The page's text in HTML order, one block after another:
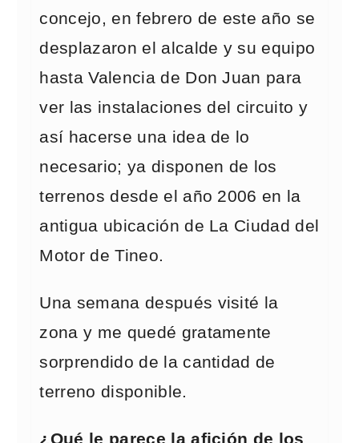
concejo, en febrero de este año se
desplazaron el alcalde y su equipo
hasta Valencia de Don Juan para
ver las instalaciones del circuito y
así hacerse una idea de lo
necesario; ya disponen de los
terrenos desde el año 2006 en la
antigua ubicación de La Ciudad del
Motor de Tineo.
Una semana después visité la
zona y me quedé gratamente
sorprendido de la cantidad de
terreno disponible.
¿Qué le parece la afición de los